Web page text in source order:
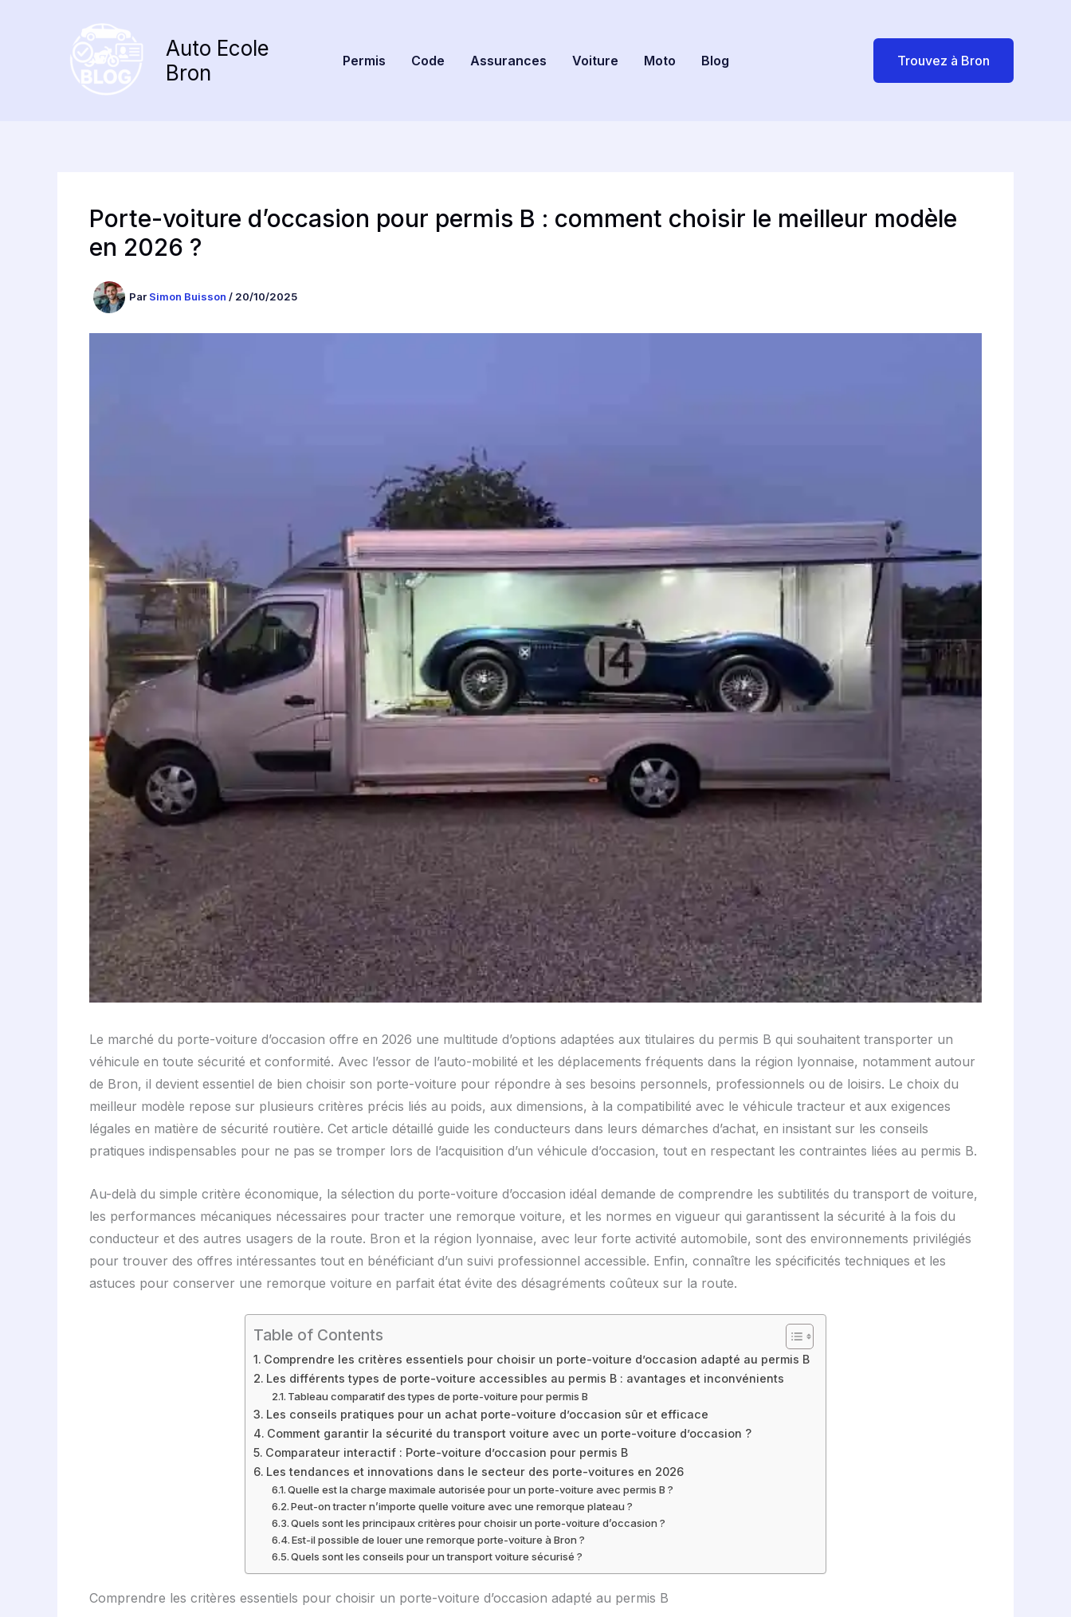
Auto Ecole
Bron
Permis Code Assurances Voiture Moto Blog Trouvez à Bron
Porte-voiture d’occasion pour permis B : comment choisir le meilleur modèle
en 2026 ?
Par Simon Buisson / 20/10/2025
Le marché du porte-voiture d’occasion offre en 2026 une multitude d’options adaptées aux titulaires du permis B qui souhaitent transporter un
véhicule en toute sécurité et conformité. Avec l’essor de l’auto-mobilité et les déplacements fréquents dans la région lyonnaise, notamment autour
de Bron, il devient essentiel de bien choisir son porte-voiture pour répondre à ses besoins personnels, professionnels ou de loisirs. Le choix du
meilleur modèle repose sur plusieurs critères précis liés au poids, aux dimensions, à la compatibilité avec le véhicule tracteur et aux exigences
légales en matière de sécurité routière. Cet article détaillé guide les conducteurs dans leurs démarches d’achat, en insistant sur les conseils
pratiques indispensables pour ne pas se tromper lors de l’acquisition d’un véhicule d’occasion, tout en respectant les contraintes liées au permis B.
Au-delà du simple critère économique, la sélection du porte-voiture d’occasion idéal demande de comprendre les subtilités du transport de voiture,
les performances mécaniques nécessaires pour tracter une remorque voiture, et les normes en vigueur qui garantissent la sécurité à la fois du
conducteur et des autres usagers de la route. Bron et la région lyonnaise, avec leur forte activité automobile, sont des environnements privilégiés
pour trouver des offres intéressantes tout en bénéficiant d’un suivi professionnel accessible. Enfin, connaître les spécificités techniques et les
astuces pour conserver une remorque voiture en parfait état évite des désagréments coûteux sur la route.
Table of Contents
Comprendre les critères essentiels pour choisir un porte-voiture d’occasion adapté au permis B
Les différents types de porte-voiture accessibles au permis B : avantages et inconvénients
Tableau comparatif des types de porte-voiture pour permis B
Les conseils pratiques pour un achat porte-voiture d’occasion sûr et efficace
Comment garantir la sécurité du transport voiture avec un porte-voiture d’occasion ?
Comparateur interactif : Porte-voiture d’occasion pour permis B
Les tendances et innovations dans le secteur des porte-voitures en 2026
Quelle est la charge maximale autorisée pour un porte-voiture avec permis B ?
Peut-on tracter n’importe quelle voiture avec une remorque plateau ?
Quels sont les principaux critères pour choisir un porte-voiture d’occasion ?
Est-il possible de louer une remorque porte-voiture à Bron ?
Quels sont les conseils pour un transport voiture sécurisé ?
Comprendre les critères essentiels pour choisir un porte-voiture d’occasion adapté au permis B